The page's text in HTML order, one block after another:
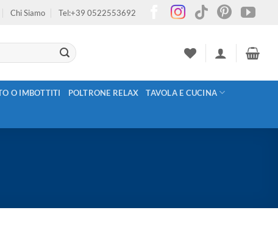
Chi Siamo Tel:+39 0522553692
O IMBOTTITI POLTRONE RELAX TAVOLA E CUCINA